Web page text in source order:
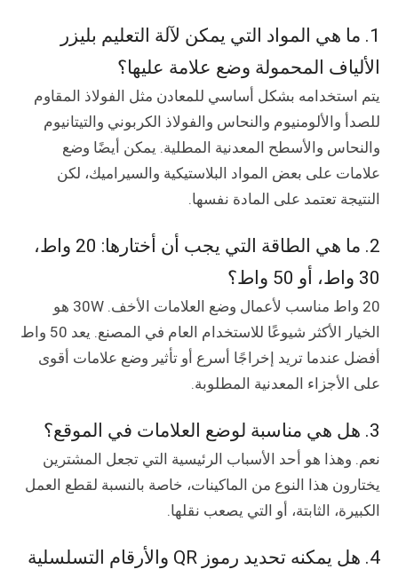
1. ما هي المواد التي يمكن لآلة التعليم بليزر
الألياف المحمولة وضع علامة عليها؟
يتم استخدامه بشكل أساسي للمعادن مثل الفولاذ المقاوم
للصدأ والألومنيوم والنحاس والفولاذ الكربوني والتيتانيوم
والنحاس والأسطح المعدنية المطلية. يمكن أيضًا وضع
علامات على بعض المواد البلاستيكية والسيراميك، لكن
النتيجة تعتمد على المادة نفسها.
2. ما هي الطاقة التي يجب أن أختارها: 20 واط،
30 واط، أو 50 واط؟
20 واط مناسب لأعمال وضع العلامات الأخف. 30W هو
الخيار الأكثر شيوعًا للاستخدام العام في المصنع. يعد 50 واط
أفضل عندما تريد إخراجًا أسرع أو تأثير وضع علامات أقوى
على الأجزاء المعدنية المطلوبة.
3. هل هي مناسبة لوضع العلامات في الموقع؟
نعم. وهذا هو أحد الأسباب الرئيسية التي تجعل المشترين
يختارون هذا النوع من الماكينات، خاصة بالنسبة لقطع العمل
الكبيرة، الثابتة، أو التي يصعب نقلها.
4. هل يمكنه تحديد رموز QR والأرقام التسلسلية